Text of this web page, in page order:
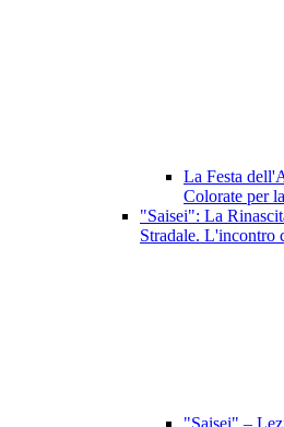
La Festa
Colorate per
"Saisei": La
Stradale. L'incontro